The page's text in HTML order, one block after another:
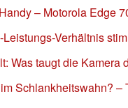
– Motorola Edge
Verhältnis
Was taugt die Kamera
Schlankheitswahn? –